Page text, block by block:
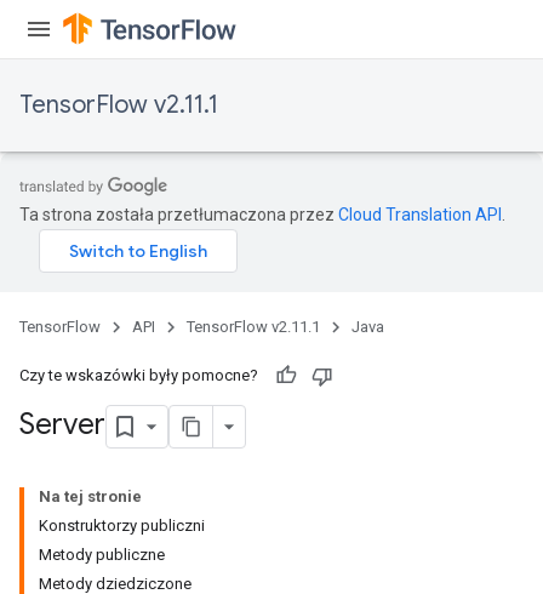
TensorFlow v2.11.1
Ta strona została przetłumaczona przez Cloud Translation API
TensorFlow API TensorFlow v2.11.1 Java
Czy te wskazówki były pomocne?
Server
Na tej stronie
Konstruktorzy publiczni
Metody publiczne
Metody dziedziczone